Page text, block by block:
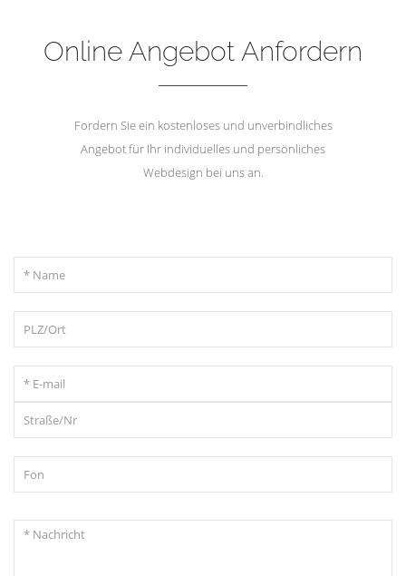
Online Angebot Anfordern
Fordern Sie ein kostenloses und unverbindliches
Angebot für Ihr individuelles und persönliches
Webdesign bei uns an.